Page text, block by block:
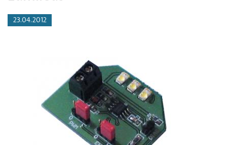
23.04.2012